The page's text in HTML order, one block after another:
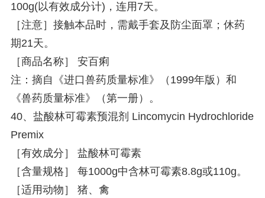
100g(以有效成分计)，连用7天。
［注意］接触本品时，需戴手套及防尘面罩；休药
期21天。
［商品名称］ 安百痢
注：摘自《进口兽药质量标准》（1999年版）和
《兽药质量标准》（第一册）。
40、盐酸林可霉素预混剂 Lincomycin Hydrochloride
Premix
［有效成分］ 盐酸林可霉素
［含量规格］ 每1000g中含林可霉素8.8g或110g。
［适用动物］ 猪、禽